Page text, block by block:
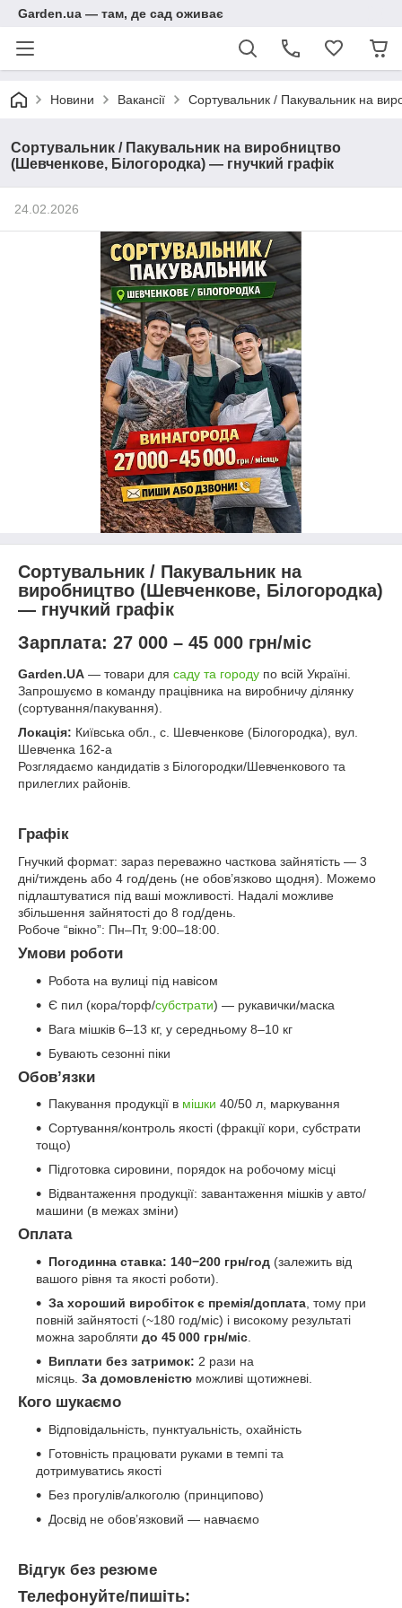
Garden.ua — там, де сад оживає
Новини Вакансії Сортувальник / Пакувальник на
Сортувальник / Пакувальник на виробництво
(Шевченкове, Білогородка) — гнучкий графік
24.02.2026
Сортувальник / Пакувальник на
виробництво (Шевченкове, Білогородка)
— гнучкий графік
Зарплата: 27 000 – 45 000 грн/міс
Garden.UA — товари для саду та городу по всій Україні.
Запрошуємо в команду працівника на виробничу ділянку
(сортування/пакування).
Локація: Київська обл., с. Шевченкове (Білогородка), вул.
Шевченка 162-а
Розглядаємо кандидатів з Білогородки/Шевченкового та
прилеглих районів.
Графік
Гнучкий формат: зараз переважно часткова зайнятість — 3
дні/тиждень або 4 год/день (не обов’язково щодня). Можемо
підлаштуватися під ваші можливості. Надалі можливе
збільшення зайнятості до 8 год/день.
Робоче “вікно”: Пн–Пт, 9:00–18:00.
Умови роботи
Робота на вулиці під навісом
Є пил (кора/торф/субстрати) — рукавички/маска
Вага мішків 6–13 кг, у середньому 8–10 кг
Бувають сезонні піки
Обов’язки
Пакування продукції в мішки 40/50 л, маркування
Сортування/контроль якості (фракції кори, субстрати
тощо)
Підготовка сировини, порядок на робочому місці
Відвантаження продукції: завантаження мішків у авто/
машини (в межах зміни)
Оплата
Погодинна ставка: 140−200 грн/год (залежить від
вашого рівня та якості роботи).
За хороший виробіток є премія/доплата , тому при
повній зайнятості (~180 год/міс) і високому результаті
можна заробляти до 45 000 грн/міс
Виплати без затримок: 2 рази на
місяць. За домовленістю можливі щотижневі.
Кого шукаємо
Відповідальність, пунктуальність, охайність
Готовність працювати руками в темпі та
дотримуватись якості
Без прогулів/алкоголю (принципово)
Досвід не обов’язковий — навчаємо
Відгук без резюме
Телефонуйте/пишіть: